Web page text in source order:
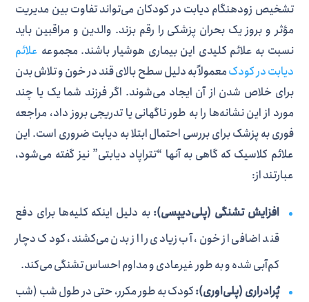
تشخیص زودهنگام دیابت در کودکان می‌تواند تفاوت بین مدیریت
مؤثر و بروز یک بحران پزشکی را رقم بزند. والدین و مراقبین باید
نسبت به علائم کلیدی این بیماری هوشیار باشند. مجموعه علائم
دیابت در کودکمعمولاً به دلیل سطح بالای قند در خون و تلاش بدن
برای خلاص شدن از آن ایجاد می‌شوند. اگر فرزند شما یک یا چند
مورد از این نشانه‌ها را به طور ناگهانی یا تدریجی بروز داد، مراجعه
فوری به پزشک برای بررسی احتمال ابتلا به دیابت ضروری است. این
علائم کلاسیک که گاهی به آنها “تتراپاد دیابتی” نیز گفته می‌شود،
عبارتند از:
افزایش تشنگی (پلی‌دیپسی): به دلیل اینکه کلیه‌ها برای دفع
قند اضافی از خون، آب زیادی را از بدن می‌کشند، کودک دچار
کم‌آبی شده و به طور غیرعادی و مداوم احساس تشنگی می‌کند.
پُرادراری (پلی‌اوری):کودک به طور مکرر، حتی در طول شب (شب